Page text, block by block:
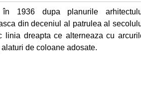
1936 dupa planurile
din deceniul al patrulea al
linia dreapta ce alterneaza cu
de coloane adosate.